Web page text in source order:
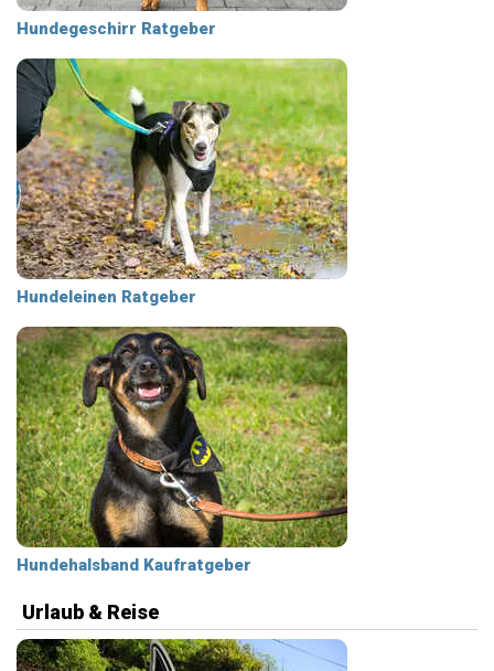
Hundegeschirr Ratgeber
Hundeleinen Ratgeber
Hundehalsband Kaufratgeber
Urlaub & Reise